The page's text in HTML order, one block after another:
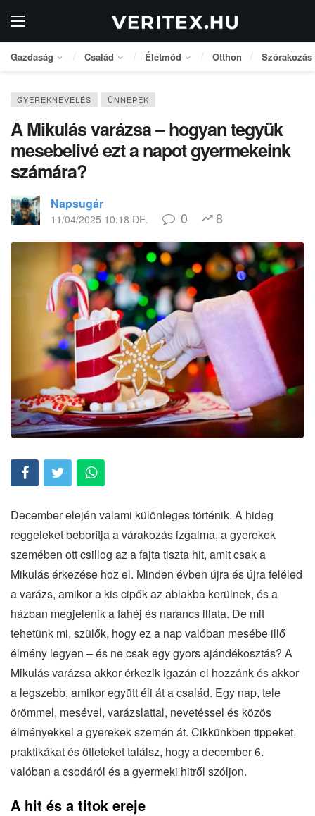
Gazdaság Család Életmód Otthon Szórakozás
GYEREKNEVELÉS ÜNNEPEK
A Mikulás varázsa – hogyan tegyük
mesebelivé ezt a napot gyermekeink
számára?
Napsugár
11/04/2025 10:18 DE. 0 8
December elején valami különleges történik. A hideg
reggeleket beborítja a várakozás izgalma, a gyerekek
szemében ott csillog az a fajta tiszta hit, amit csak a
Mikulás érkezése hoz el. Minden évben újra és újra feléled
a varázs, amikor a kis cipők az ablakba kerülnek, és a
házban megjelenik a fahéj és narancs illata. De mit
tehetünk mi, szülők, hogy ez a nap valóban mesébe illő
élmény legyen – és ne csak egy gyors ajándékosztás? A
Mikulás varázsa akkor érkezik igazán el hozzánk és akkor
a legszebb, amikor együtt éli át a család. Egy nap, tele
örömmel, mesével, varázslattal, nevetéssel és közös
élményekkel a gyerekek szemén át. Cikkünkben tippeket,
praktikákat és ötleteket találsz, hogy a december 6.
valóban a csodáról és a gyermeki hitről szóljon.
A hit és a titok ereje